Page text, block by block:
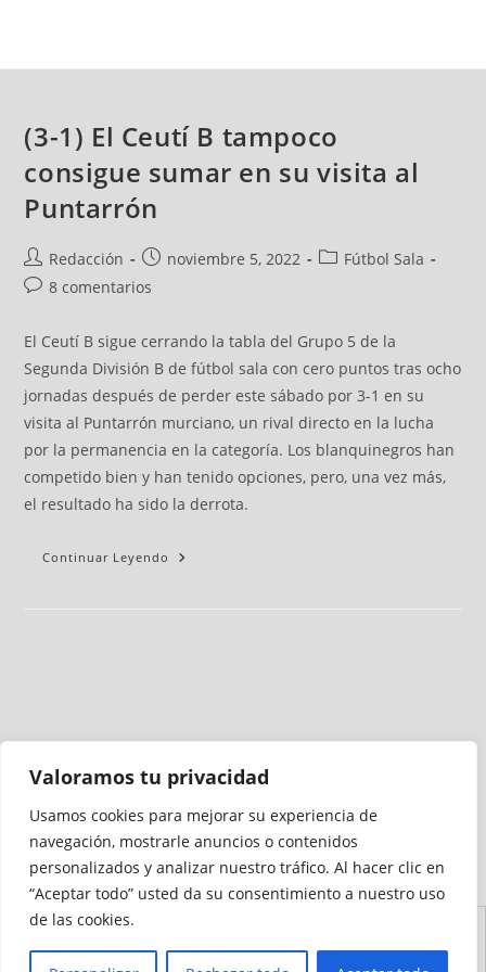
Valoramos tu privacidad
Usamos cookies para mejorar su experiencia de
navegación, mostrarle anuncios o contenidos
personalizados y analizar nuestro tráfico. Al hacer clic en
“Aceptar todo” usted da su consentimiento a nuestro uso
de las cookies.
(3-1) El Ceutí B tampoco
consigue sumar en su visita al
Puntarrón
Redacción noviembre 5, 2022
Fútbol Sala
8 comentarios
El Ceutí B sigue cerrando la tabla del Grupo 5 de la
Segunda División B de fútbol sala con cero puntos tras ocho
jornadas después de perder este sábado por 3-1 en su
visita al Puntarrón murciano, un rival directo en la lucha
por la permanencia en la categoría. Los blanquinegros han
competido bien y han tenido opciones, pero, una vez más,
el resultado ha sido la derrota.
Continuar Leyendo
Medio auditado por